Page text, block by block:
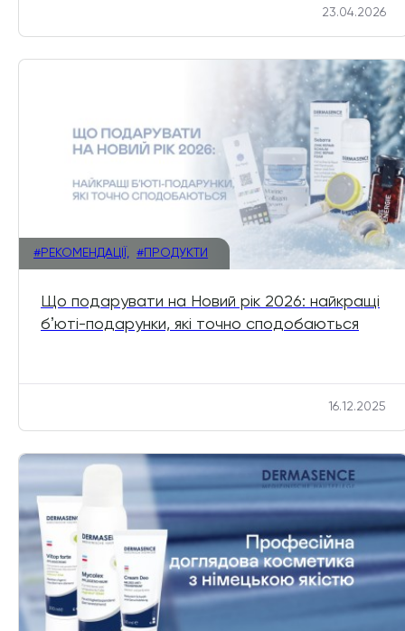
23.04.2026
#РЕКОМЕНДАЦІЇ, #ПРОДУКТИ
Що подарувати на Новий рік 2026: найкращі
бʼюті-подарунки, які точно сподобаються
16.12.2025